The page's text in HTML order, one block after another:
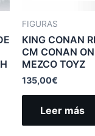
FIGURAS
KING CONAN
CM CONAN
MEZCO TOYZ
135,00€
Leer más